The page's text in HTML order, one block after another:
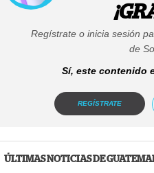
Regístrate o inicia sesión
de
Sí, este contenido
REGÍSTRATE
ÚLTIMAS NOTICIAS DE